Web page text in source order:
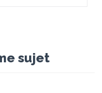
sujet